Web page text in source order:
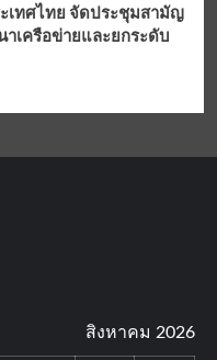
เทศไทย จัดประชุมสามัญ
าเครือข่ายและยกระดับ
สิงหาคม 2026